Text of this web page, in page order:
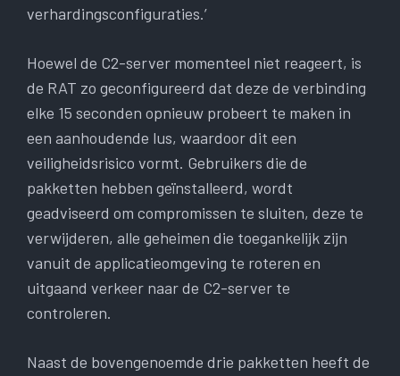
verhardingsconfiguraties.’
Hoewel de C2-server momenteel niet reageert, is
de RAT zo geconfigureerd dat deze de verbinding
elke 15 seconden opnieuw probeert te maken in
een aanhoudende lus, waardoor dit een
veiligheidsrisico vormt. Gebruikers die de
pakketten hebben geïnstalleerd, wordt
geadviseerd om compromissen te sluiten, deze te
verwijderen, alle geheimen die toegankelijk zijn
vanuit de applicatieomgeving te roteren en
uitgaand verkeer naar de C2-server te
controleren.
Naast de bovengenoemde drie pakketten heeft de